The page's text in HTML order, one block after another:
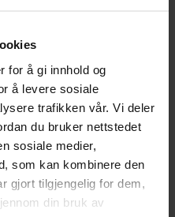
for å gi innhold og
å levere sosiale
trafikken vår. Vi deler
du bruker nettstedet
sosiale medier,
som kan kombinere den
gjort tilgjengelig for dem,
din bruk av
og utendørs bruk. Nyt
balkongen, ved bassenget
tydelige instruksjoner
ramme